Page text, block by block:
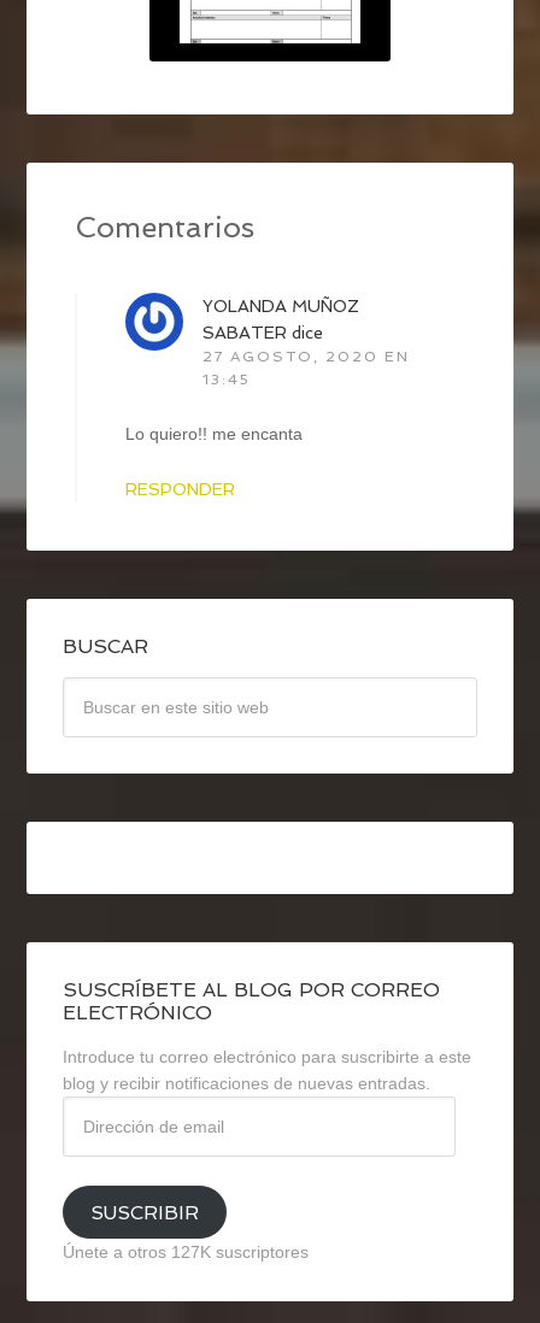
Comentarios
YOLANDA MUÑOZ
SABATER dice
27 AGOSTO, 2020 EN
13:45
Lo quiero!! me encanta
RESPONDER
BUSCAR
SUSCRÍBETE AL BLOG POR CORREO
ELECTRÓNICO
Introduce tu correo electrónico para suscribirte a este
blog y recibir notificaciones de nuevas entradas.
email
SUSCRIBIR
Únete a otros 127K suscriptores